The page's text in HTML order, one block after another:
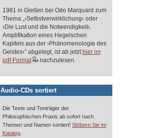
1981 in Gießen bei Odo Marquard zum
Thema „›Selbstverwirklichung‹ oder
›Die Lust und die Notwendigkeit‹.
Amplifikation eines Hegelschen
Kapitels aus der ›Phänomenologie des
Geistes‹” abgelegt, ist ab jetzt hier im
pdf-Format
nachzulesen.
Audio-CDs sortiert
Die Texte und Tonträger der
Philosophischen Praxis ab sofort nach
Themen und Namen sortiert! Stöbern Sie im
Katalog.